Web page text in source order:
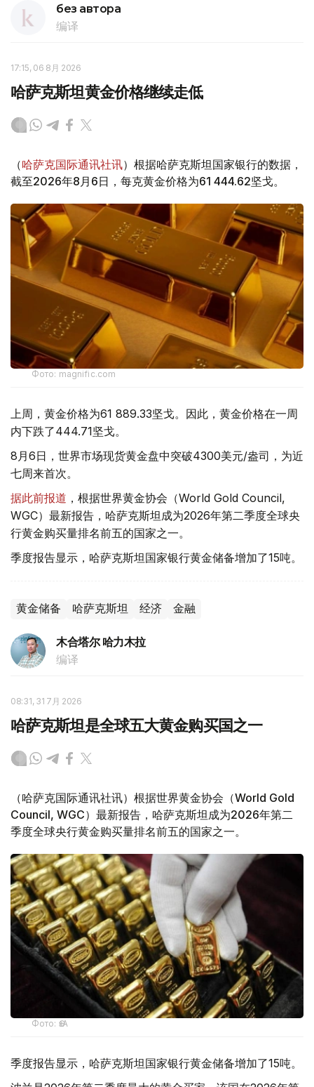
без автора
编译
17:15, 06 8月 2026
哈萨克斯坦黄金价格继续走低
（哈萨克国际通讯社讯）根据哈萨克斯坦国家银行的数据，
截至2026年8月6日，每克黄金价格为61 444.62坚戈。
Фото: magnific.com
上周，黄金价格为61 889.33坚戈。因此，黄金价格在一周
内下跌了444.71坚戈。
8月6日，世界市场现货黄金盘中突破4300美元/盎司，为近
七周来首次。
据此前报道 ，根据世界黄金协会（World Gold Council,
WGC）最新报告，哈萨克斯坦成为2026年第二季度全球央
行黄金购买量排名前五的国家之一。
季度报告显示，哈萨克斯坦国家银行黄金储备增加了15吨。
黄金储备 哈萨克斯坦 经济 金融
木合塔尔 哈力木拉
编译
08:31, 31 7月 2026
哈萨克斯坦是全球五大黄金购买国之一
（哈萨克国际通讯社讯）根据世界黄金协会（World Gold
Council, WGC）最新报告，哈萨克斯坦成为2026年第二
季度全球央行黄金购买量排名前五的国家之一。
Фото: ӨзА
季度报告显示，哈萨克斯坦国家银行黄金储备增加了15吨。